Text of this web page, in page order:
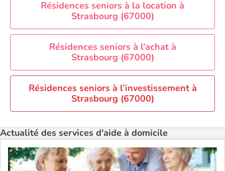
Aide à domicile Perpignan
Aide à domicile Rennes
Aide à domicile Saint-Etienne
Aide à domicile Toulouse
Recherche par ville
Résidences seniors à la location à
Strasbourg (67000)
Résidences seniors à l’achat à
Strasbourg (67000)
Résidences seniors à l’investissement à
Strasbourg (67000)
Actualité des services d'aide à domicile